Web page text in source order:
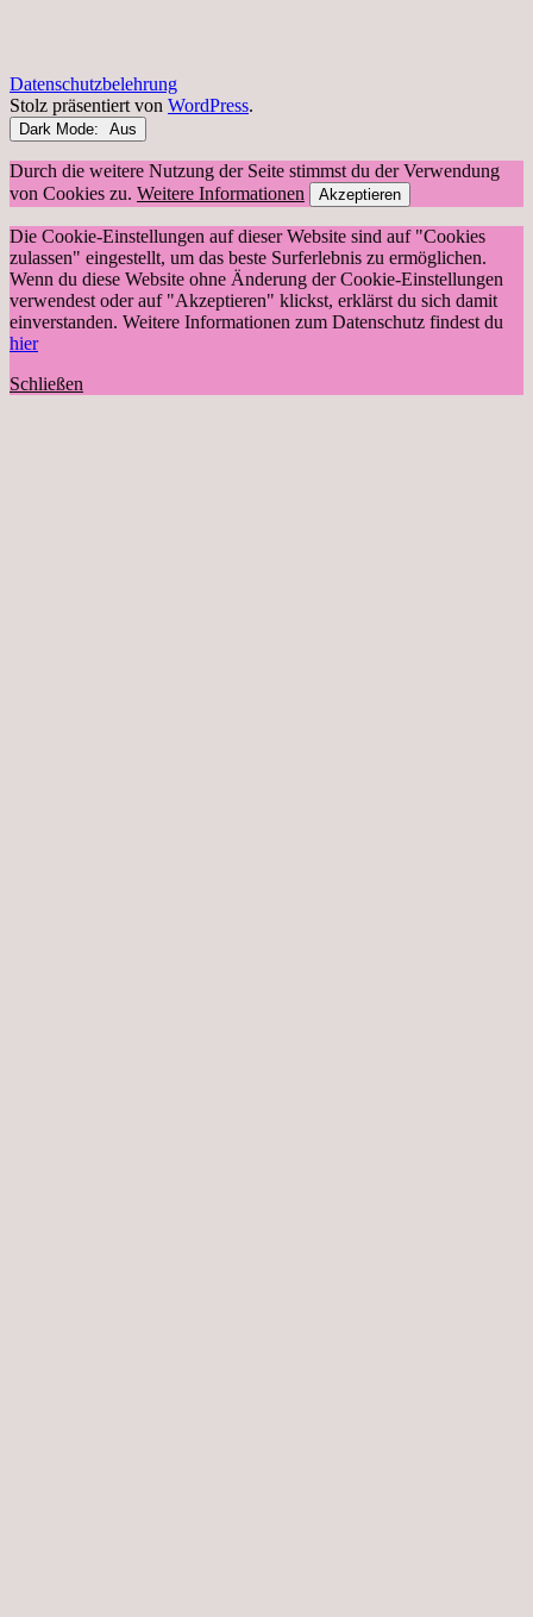
Datenschutzbelehrung
Stolz präsentiert von WordPress.
Dark Mode:
Durch die weitere Nutzung der Seite stimmst du der Verwendung
von Cookies zu. Weitere Informationen Akzeptieren
Die Cookie-Einstellungen auf dieser Website sind auf "Cookies
zulassen" eingestellt, um das beste Surferlebnis zu ermöglichen.
Wenn du diese Website ohne Änderung der Cookie-Einstellungen
verwendest oder auf "Akzeptieren" klickst, erklärst du sich damit
einverstanden. Weitere Informationen zum Datenschutz findest du
hier
Schließen